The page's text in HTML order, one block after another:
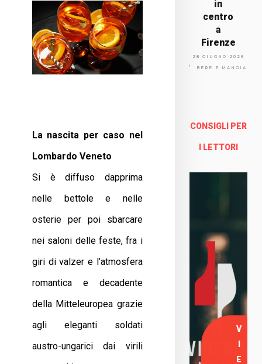
La nascita per caso nel
Lombardo Veneto
Si è diffuso dapprima
nelle bettole e nelle
osterie per poi sbarcare
nei saloni delle feste, fra i
giri di valzer e l’atmosfera
romantica e decadente
della Mitteleuropea grazie
agli eleganti soldati
austro-ungarici dai virili
in
centro
a
Firenze
28 GIUGNO 2026
BERE E MANGIARE
CONSIGLI PER
I LETTORI
Via
Arno
nze
Enoteca Online e al dettaglio
V
E